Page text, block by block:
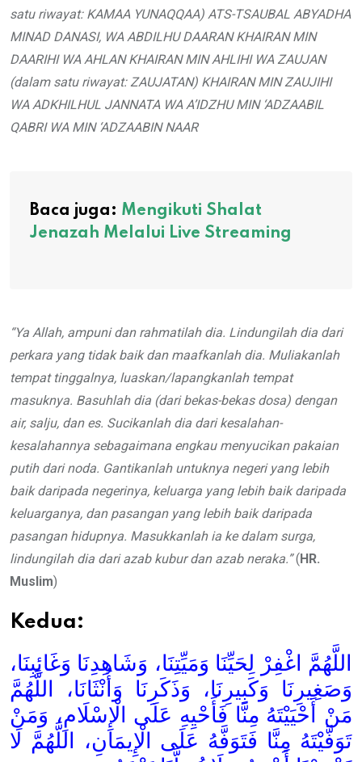
satu riwayat: KAMAA YUNAQQAA) ATS-TSAUBAL ABYADHA
MINAD DANASI, WA ABDILHU DAARAN KHAIRAN MIN
DAARIHI WA AHLAN KHAIRAN MIN AHLIHI WA ZAUJAN
(dalam satu riwayat: ZAUJATAN) KHAIRAN MIN ZAUJIHI
WA ADKHILHUL JANNATA WA A’IDZHU MIN ‘ADZAABIL
QABRI WA MIN ‘ADZAABIN NAAR
Baca juga: Mengikuti Shalat
Jenazah Melalui Live Streaming
“Ya Allah, ampuni dan rahmatilah dia. Lindungilah dia dari
perkara yang tidak baik dan maafkanlah dia. Muliakanlah
tempat tinggalnya, luaskan/lapangkanlah tempat
masuknya. Basuhlah dia (dari bekas-bekas dosa) dengan
air, salju, dan es. Sucikanlah dia dari kesalahan-
kesalahannya sebagaimana engkau menyucikan pakaian
putih dari noda. Gantikanlah untuknya negeri yang lebih
baik daripada negerinya, keluarga yang lebih baik daripada
keluarganya, dan pasangan yang lebih baik daripada
pasangan hidupnya. Masukkanlah ia ke dalam surga,
lindungilah dia dari azab kubur dan azab neraka.”(HR.
Muslim)
Kedua:
اللَّهُمَّ اغْفِرْ لِحَيِّنَا وَمَيِّتِنَا، وَشَاهِدِنَا وَغَائِبِنَا،
وَصَغِيرِنَا وَكَبِيرِنَا، وَذَكَرِنَا وَأُنْثَانَا، اللَّهُمَّ
مَنْ أَحْيَيْتَهُ مِنَّا فَأَحْيِهِ عَلَى الْإِسْلَامِ، وَمَنْ
تَوَفَّيْتَهُ مِنَّا فَتَوَفَّهُ عَلَى الْإِيمَانِ، اللَّهُمَّ لَا